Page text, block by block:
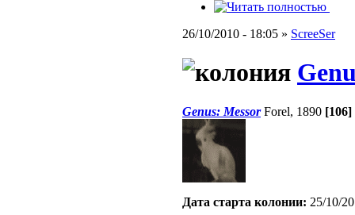
26/10/2010 - 18:05 » ScreeSer
Genus: MessorForel, 1890
Дата старта кoлонии: 25/10/